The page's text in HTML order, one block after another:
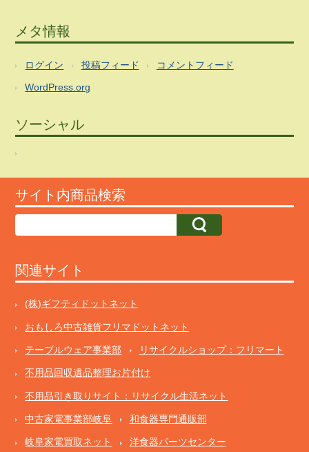
メタ情報
ログイン 投稿フィード コメントフィード
WordPress.org
ソーシャル
サイト内商品検索
関連サイト
(株)ギフティドットネット
おもしろ中古雑貨フリマドットネット
テーブルウェア事業部 リサイクルショップ：フリマート
不用品回収遺品整理お片付け
不用品引き取りサイト：リサイクル生活ネット
中古家電事業部岐阜 和食器専門通販部
岐阜家電買取ネット 洋食器パーツセンター